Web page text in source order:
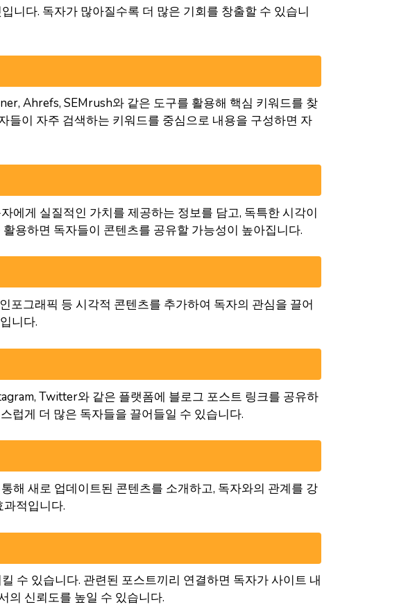
니다. 독자가 많아질수록 더 많은 기회를 창출할 수 있습니
Ahrefs, SEMrush와 같은 도구를 활용해 핵심 키워드를 찾
들이 자주 검색하는 키워드를 중심으로 내용을 구성하면 자
에게 실질적인 가치를 제공하는 정보를 담고, 독특한 시각이
용하면 독자들이 콘텐츠를 공유할 가능성이 높아집니다.
포그래픽 등 시각적 콘텐츠를 추가하여 독자의 관심을 끌어
니다.
Twitter와 같은 플랫폼에 블로그 포스트 링크를 공유하
럽게 더 많은 독자들을 끌어들일 수 있습니다.
해 새로 업데이트된 콘텐츠를 소개하고, 독자와의 관계를 강
적입니다.
수 있습니다. 관련된 포스트끼리 연결하면 독자가 사이트 내
의 신뢰도를 높일 수 있습니다.